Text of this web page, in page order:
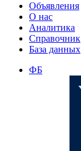
Объявления
О нас
Аналитика
Справочник
База данных
ФБ